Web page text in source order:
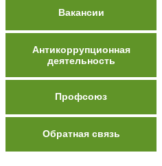
Вакансии
Антикоррупционная
деятельность
Профсоюз
Обратная связь